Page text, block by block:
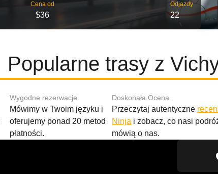
Cena od
$36
Odjazdy
22
Popularne trasy z
Wygodne rezerwacje
Mówimy w Twoim języku i
oferujemy ponad 20 metod
płatności.
Doskonała Ocena
Przeczytaj autentyczne
Ninja i zobacz, co nasi
mówią o nas.